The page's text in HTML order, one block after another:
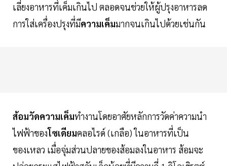
เลี่ยงอาหารที่เค็มเกินไป ตลอดจนช่วยให้ผู้ปรุงอาหารลด
การใส่เครื่องปรุงที่มีความเค็มมากจนเกินไปด้วยเช่นกัน
ส้อมวัดความเค็มทำงานโดยอาศัยหลักการวัดค่าความนำ
ไฟฟ้าของโซเดียมคลอไรด์ (เกลือ) ในอาหารที่เป็น
ของเหลว เมื่อจุ่มส่วนปลายของส้อมลงในอาหาร ส้อมจะ